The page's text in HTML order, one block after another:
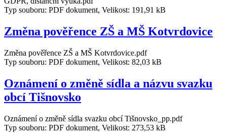
Typ souboru: PDF dokument, Velikost: 191,91 kB
Změna pověřence ZŠ a MŠ Kotvrdovice
Změna pověřence ZŠ a MŠ Kotvrdovice.pdf
Typ souboru: PDF dokument, Velikost: 82,03 kB
Oznámení o změně sídla a názvu svazku
obcí Tišnovsko
Oznámení o změně sídla svazku obcí Tišnovsko_pp.pdf
Typ souboru: PDF dokument, Velikost: 273,53 kB